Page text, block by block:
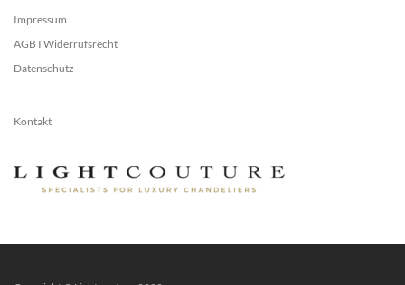
Impressum
AGB I Widerrufsrecht
Datenschutz
Kontakt